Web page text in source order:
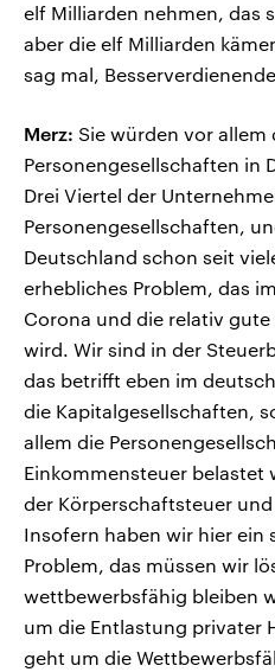
elf Milliarden nehmen, das
aber die elf Milliarden
sag mal,
Merz: Sie würden vor allem
Personengesellschaften in
Drei Viertel der
Personengesellschaften,
Deutschland schon seit
erhebliches Problem, das
Corona und die relativ
wird. Wir sind in der
das betrifft eben im
die Kapitalgesellschaften,
allem die
Einkommensteuer belastet
der Körperschaftsteuer
Insofern haben wir hier ein
Problem, das müssen wir
wettbewerbsfähig bleiben
um die Entlastung privater
geht um die